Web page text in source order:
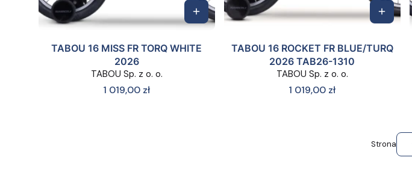
TABOU 16 MISS FR TORQ WHITE
2026
TABOU Sp. z o. o.
Cena
1 019,00 zł
TABOU 16 ROCKET FR BLUE/TURQ
2026 TAB26-1310
TABOU Sp. z o. o.
Cena
1 019,00 zł
Strona